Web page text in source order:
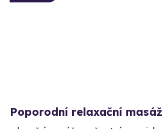
Poporodní relaxační masáž